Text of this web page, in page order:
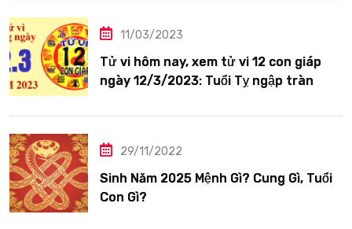
11/03/2023
Tử vi hôm nay, xem tử vi 12 con giáp
ngày 12/3/2023: Tuổi Tỵ ngập tràn
29/11/2022
Sinh Năm 2025 Mệnh Gì? Cung Gì, Tuổi
Con Gì?